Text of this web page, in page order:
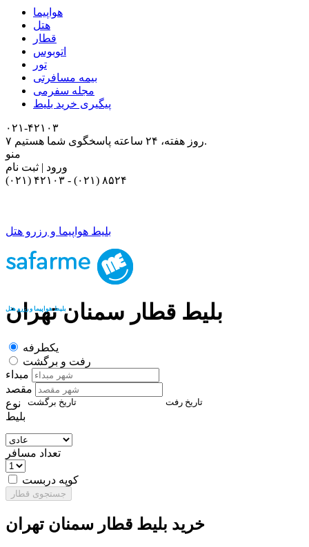
هواپیما
هتل
قطار
اتوبوس
تور
بیمه مسافرتی
مجله سفرمی
پیگیری خرید بلیط
۰۲۱-۴٢١٠٣
۷ روز هفته، ۲۴ ساعته پاسخگوی شما هستیم.
منو
ورود | ثبت نام
- (۰۲۱) ۸۵۲۴
بلیط هواپیما و رزرو هتل
بلیط هواپیما و رزرو هتل
بلیط قطار سمنان تهران
یکطرفه
رفت و برگشت
مبداء
مقصد
تاریخ رفت تاریخ برگشت
نوع
بلیط
تعداد مسافر
کوپه دربست
جستجوی قطار
خرید بلیط قطار سمنان تهران